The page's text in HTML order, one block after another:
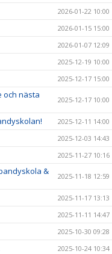
2026-01-22 10:00
2026-01-15 15:00
2026-01-07 12:09
2025-12-19 10:00
2025-12-17 15:00
och nästa
2025-12-17 10:00
2025-12-11 14:00
2025-12-03 14:43
2025-11-27 10:16
&
2025-11-18 12:59
2025-11-17 13:13
2025-11-11 14:47
2025-10-30 09:28
2025-10-24 10:34